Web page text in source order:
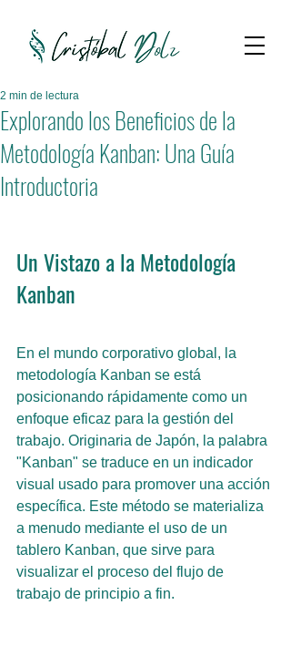
Explorando los Beneficios de la
Metodología Kanban: Una Guía
Introductoria
2 min de lectura
Un Vistazo a la Metodología
Kanban
En el mundo corporativo global, la
metodología Kanban se está
posicionando rápidamente como un
enfoque eficaz para la gestión del
trabajo. Originaria de Japón, la palabra
"Kanban" se traduce en un indicador
visual usado para promover una acción
específica. Este método se materializa
a menudo mediante el uso de un
tablero Kanban, que sirve para
visualizar el proceso del flujo de
trabajo de principio a fin.